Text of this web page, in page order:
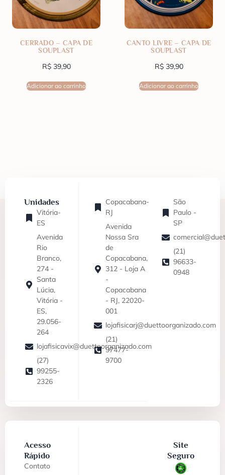
CERRADO – CAPA DE
SOUPLAST
R$39,90
Adicionar ao carrinho
CANTO LIVRE – CAPA DE
SOUPLAST
R$39,90
Adicionar ao carrinho
Unidades
Vitória-
ES
Avenida
Rio
Branco,
274 -
Santa
Lúcia,
Vitória -
ES,
29.056-
264
lojafisicavix@duettoorganizado.com
(27)
99255-
2326
Copacabana-
RJ
Avenida
Nossa Sra
de
Copacabana,
312 - Loja A
-
Copacabana
- RJ, 22020-
001
lojafisicarj@duettoorganizado.com
(21)
97477-
9700
São
Paulo -
SP
(21)
96633-
0948
Acesso
Rápido
Contato
Site
Seguro